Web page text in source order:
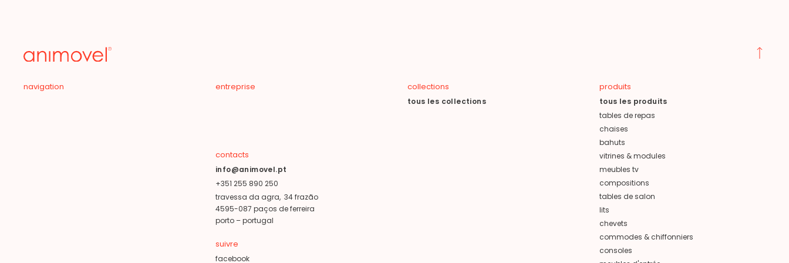
navigation entreprise
contacts
info@animovel.pt
+351 255 890 250
travessa da agra, 34 frazão
4595-087 paços de ferreira
porto – portugal
suivre
facebook
collections
tous les collections
produits
tous les produits
tables de repas
chaises
bahuts
vitrines & modules
meubles tv
compositions
tables de salon
lits
chevets
commodes & chiffonniers
consoles